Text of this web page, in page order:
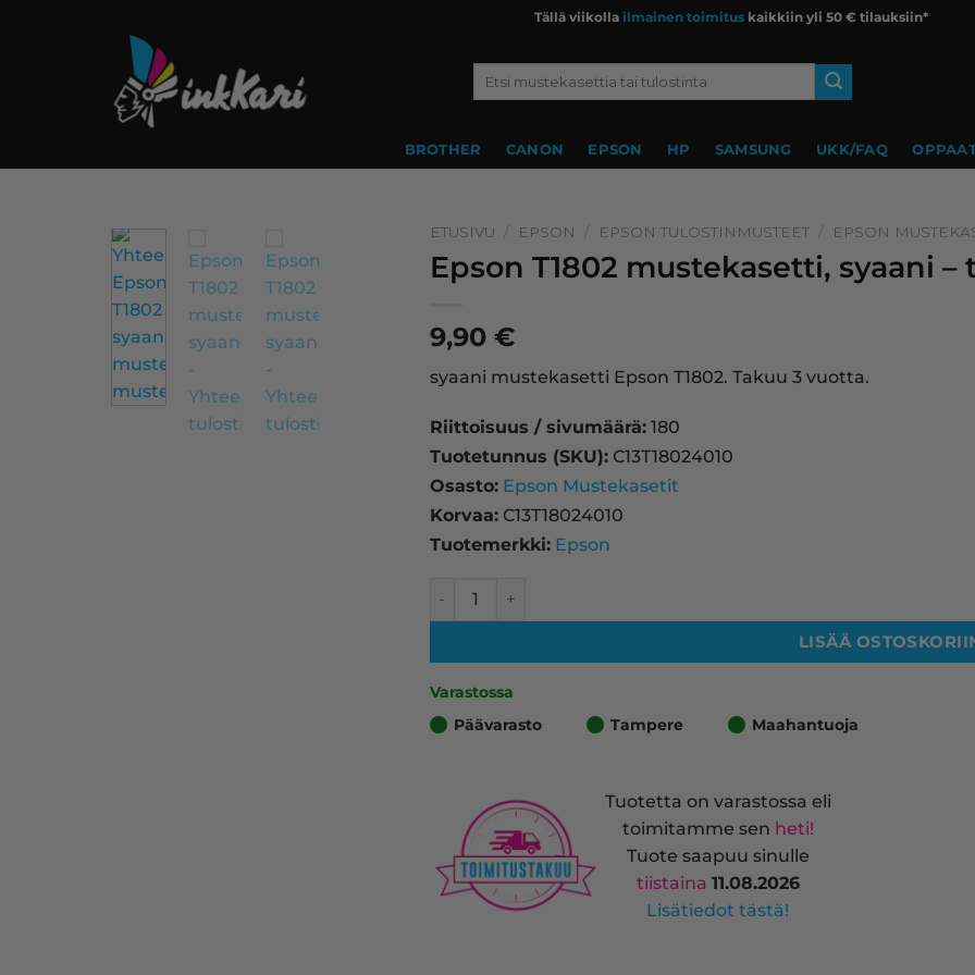
Tällä viikolla ilmainen toimitus kaikkiin yli 50 € tilauksiin*
BROTHER CANON EPSON HP SAMSUNG UKK/FAQ
ETUSIVU / EPSON / EPSON TULOSTINMUSTEET / EPSON
Epson T1802 mustekasetti, syaani
9,90 €
syaani mustekasetti Epson T1802. Takuu 3 vuotta.
Riittoisuus / sivumäärä: 180
Tuotetunnus (SKU): C13T18024010
Osasto: Epson Mustekasetit
Korvaa: C13T18024010
Tuotemerkki: Epson
LISÄÄ
Varastossa
Päävarasto
Tampere Maahantuoja
Tuotetta on varastossa eli
toimitamme sen heti!
Tuote saapuu sinulle
tiistaina 11.08.2026
Lisätiedot tästä!